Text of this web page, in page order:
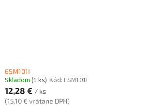
ESM101I
Skladom (1 ks) Kód: ESM101I
12,28 € / ks
(15,10 € vrátane DPH)